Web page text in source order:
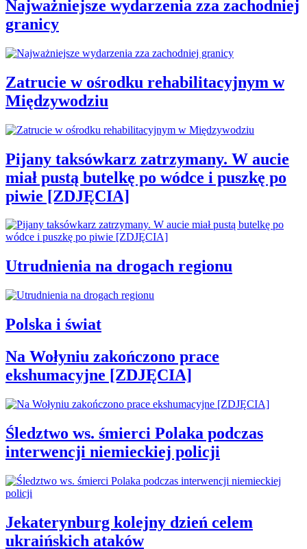
Najważniejsze wydarzenia zza zachodniej
granicy
Zatrucie w ośrodku rehabilitacyjnym w
Międzywodziu
Pijany taksówkarz zatrzymany. W aucie
miał pustą butelkę po wódce i puszkę po
piwie [ZDJĘCIA]
Utrudnienia na drogach regionu
Polska i świat
Na Wołyniu zakończono prace
ekshumacyjne [ZDJĘCIA]
Śledztwo ws. śmierci Polaka podczas
interwencji niemieckiej policji
Jekaterynburg kolejny dzień celem
ukraińskich ataków